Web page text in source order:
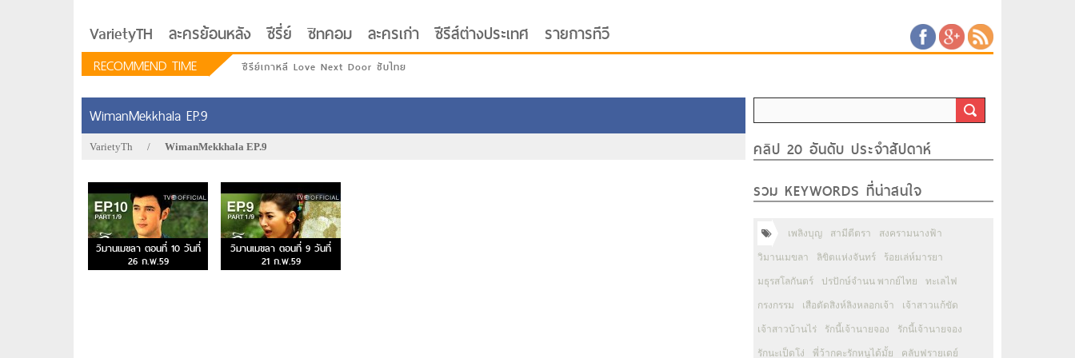
VarietyTH ละครย้อนหลัง ซีรี่ย์ ซิทคอม ละครเก่า ซีรีส์ต่างประเทศ รายการทีวี
RECOMMEND TIME ซีรีย์เกาหลี Love Next Door ซับไทย
WimanMekkhala EP.9
VarietyTh / WimanMekkhala EP.9
วิมานเมขลา ตอนที่ 10 วันที่
26 ก.พ.59
วิมานเมขลา ตอนที่ 9 วันที่
21 ก.พ.59
คลิป 20 อันดับ ประจำสัปดาห์
รวม KEYWORDS ที่น่าสนใจ
เพลิงบุญ สามีตีตรา สงครามนางฟ้า
วิมานเมขลา ลิขิตแห่งจันทร์ ร้อยเล่ห์มารยา
มธุรสโลกันตร์ ปรปักษ์จำนน พากย์ไทย ทะเลไฟ
กรงกรรม เสือตัดสิงห์ลิงหลอกเจ้า เจ้าสาวแก้ขัด
เจ้าสาวบ้านไร่ รักนี้เจ้านายจอง รักนี้เจ้านายจอง
รักนะเป็ดโง่ พี่ว้ากคะรักหนูได้มั้ย คลับฟรายเดย์